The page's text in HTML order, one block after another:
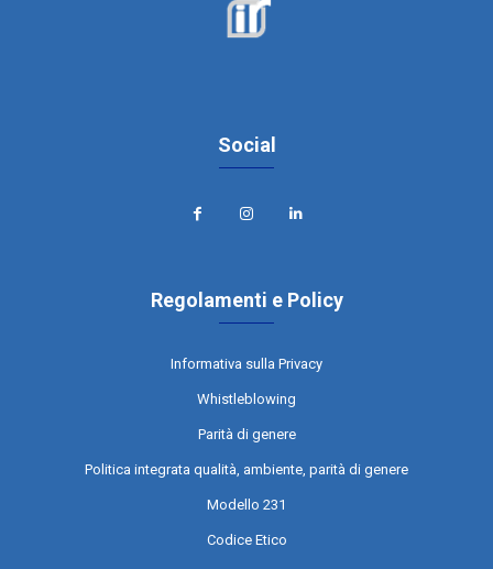
Social
Regolamenti e Policy
Informativa sulla Privacy
Whistleblowing
Parità di genere
Politica integrata qualità, ambiente, parità di genere
Modello 231
Codice Etico